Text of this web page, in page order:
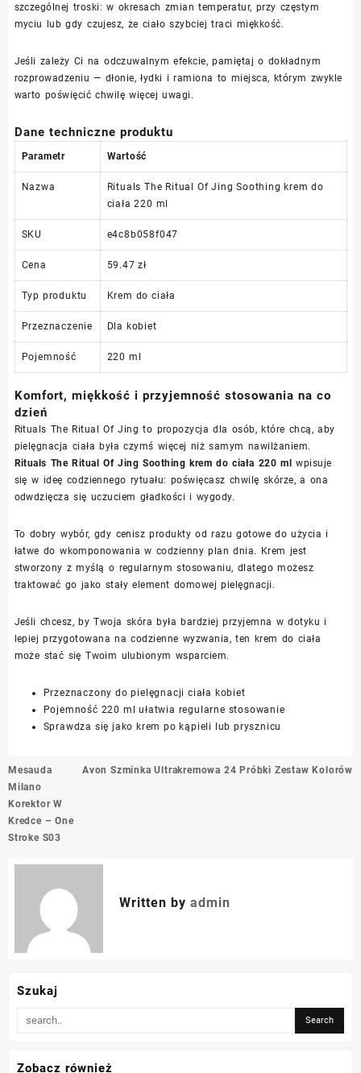
szczególnej troski: w okresach zmian temperatur, przy częstym
myciu lub gdy czujesz, że ciało szybciej traci miękkość.
Jeśli zależy Ci na odczuwalnym efekcie, pamiętaj o dokładnym
rozprowadzeniu — dłonie, łydki i ramiona to miejsca, którym zwykle
warto poświęcić chwilę więcej uwagi.
Dane techniczne produktu
Parametr Wartość
Nazwa
Rituals The Ritual Of Jing Soothing krem do
ciała 220 ml
SKU e4c8b058f047
Cena 59.47 zł
Typ produktu Krem do ciała
Przeznaczenie Dla kobiet
Pojemność 220 ml
Komfort, miękkość i przyjemność stosowania na co
dzień
Rituals The Ritual Of Jing to propozycja dla osób, które chcą, aby
pielęgnacja ciała była czymś więcej niż samym nawilżaniem.
Rituals The Ritual Of Jing Soothing krem do ciała 220 ml wpisuje
się w ideę codziennego rytuału: poświęcasz chwilę skórze, a ona
odwdzięcza się uczuciem gładkości i wygody.
To dobry wybór, gdy cenisz produkty od razu gotowe do użycia i
łatwe do wkomponowania w codzienny plan dnia. Krem jest
stworzony z myślą o regularnym stosowaniu, dlatego możesz
traktować go jako stały element domowej pielęgnacji.
Jeśli chcesz, by Twoja skóra była bardziej przyjemna w dotyku i
lepiej przygotowana na codzienne wyzwania, ten krem do ciała
może stać się Twoim ulubionym wsparciem.
Przeznaczony do pielęgnacji ciała kobiet
Pojemność 220 ml ułatwia regularne stosowanie
Sprawdza się jako krem po kąpieli lub prysznicu
Nawigacja
wpisu
Mesauda
Milano
Korektor W
Kredce – One
Stroke S03
Avon Szminka Ultrakremowa 24 Próbki Zestaw Kolorów
Written by admin
Szukaj
Zobacz również